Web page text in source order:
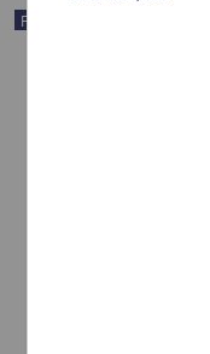
Publicación